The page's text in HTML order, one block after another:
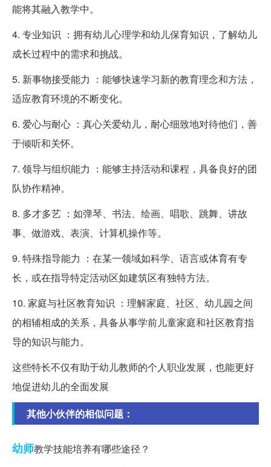
能将其融入教学中。
4. 专业知识 ：拥有幼儿心理学和幼儿保育知识，了解幼儿
成长过程中的需求和挑战。
5. 新事物接受能力 ：能够快速学习新的教育理念和方法，
适应教育环境的不断变化。
6. 爱心与耐心 ：真心关爱幼儿，耐心细致地对待他们，善
于倾听和关怀。
7. 领导与组织能力 ：能够主持活动和课程，具备良好的团
队协作精神。
8. 多才多艺 ：如弹琴、书法、绘画、唱歌、跳舞、讲故
事、做游戏、表演、计算机操作等。
9. 特殊指导能力 ：在某一领域如科学、语言或体育有专
长，或在指导特定活动区如建筑区有独特方法。
10. 家庭与社区教育知识 ：理解家庭、社区、幼儿园之间
的相辅相成的关系，具备从事学前儿童家庭和社区教育指
导的知识与能力。
这些特长不仅有助于幼儿教师的个人职业发展，也能更好
地促进幼儿的全面发展
其他小伙伴的相似问题：
幼师教学技能培养有哪些途径？